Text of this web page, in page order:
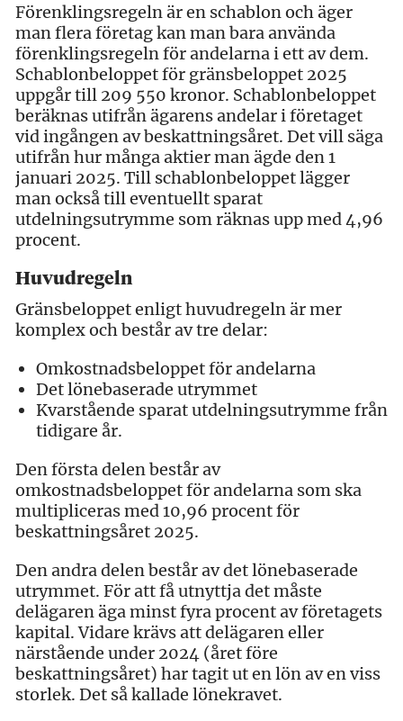
Förenklingsregeln är en schablon och äger
man flera företag kan man bara använda
förenklingsregeln för andelarna i ett av dem.
Schablonbeloppet för gränsbeloppet 2025
uppgår till 209 550 kronor. Schablonbeloppet
beräknas utifrån ägarens andelar i företaget
vid ingången av beskattningsåret. Det vill säga
utifrån hur många aktier man ägde den 1
januari 2025. Till schablonbeloppet lägger
man också till eventuellt sparat
utdelningsutrymme som räknas upp med 4,96
procent.
Huvudregeln
Gränsbeloppet enligt huvudregeln är mer
komplex och består av tre delar:
Omkostnadsbeloppet för andelarna
Det lönebaserade utrymmet
Kvarstående sparat utdelningsutrymme från
tidigare år.
Den första delen består av
omkostnadsbeloppet för andelarna som ska
multipliceras med 10,96 procent för
beskattningsåret 2025.
Den andra delen består av det lönebaserade
utrymmet. För att få utnyttja det måste
delägaren äga minst fyra procent av företagets
kapital. Vidare krävs att delägaren eller
närstående under 2024 (året före
beskattningsåret) har tagit ut en lön av en viss
storlek. Det så kallade lönekravet.